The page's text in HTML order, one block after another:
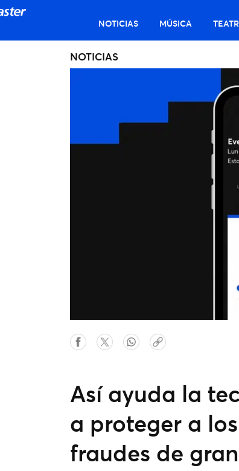
NOTICIAS MÚSICA
NOTICIAS
Así ayuda la
a proteger a
fraudes de